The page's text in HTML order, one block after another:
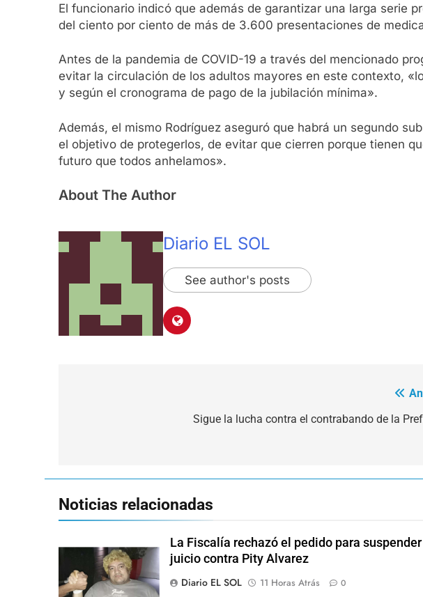
El funcionario indicó que además de garantizar una larga serie
del ciento por ciento de más de 3.600 presentaciones de
Antes de la pandemia de COVID-19 a través del mencionado
evitar la circulación de los adultos mayores en este contexto,
y según el cronograma de pago de la jubilación mínima».
Además, el mismo Rodríguez aseguró que habrá un segundo
el objetivo de protegerlos, de evitar que cierren porque tienen
futuro que todos anhelamos».
About The Author
Diario EL SOL
See author's posts
Sigue la lucha contra el contrabando de la
Noticias relacionadas
La Fiscalía rechazó el pedido para suspender
juicio contra Pity Alvarez
Diario EL SOL
11 Horas Atrás 0